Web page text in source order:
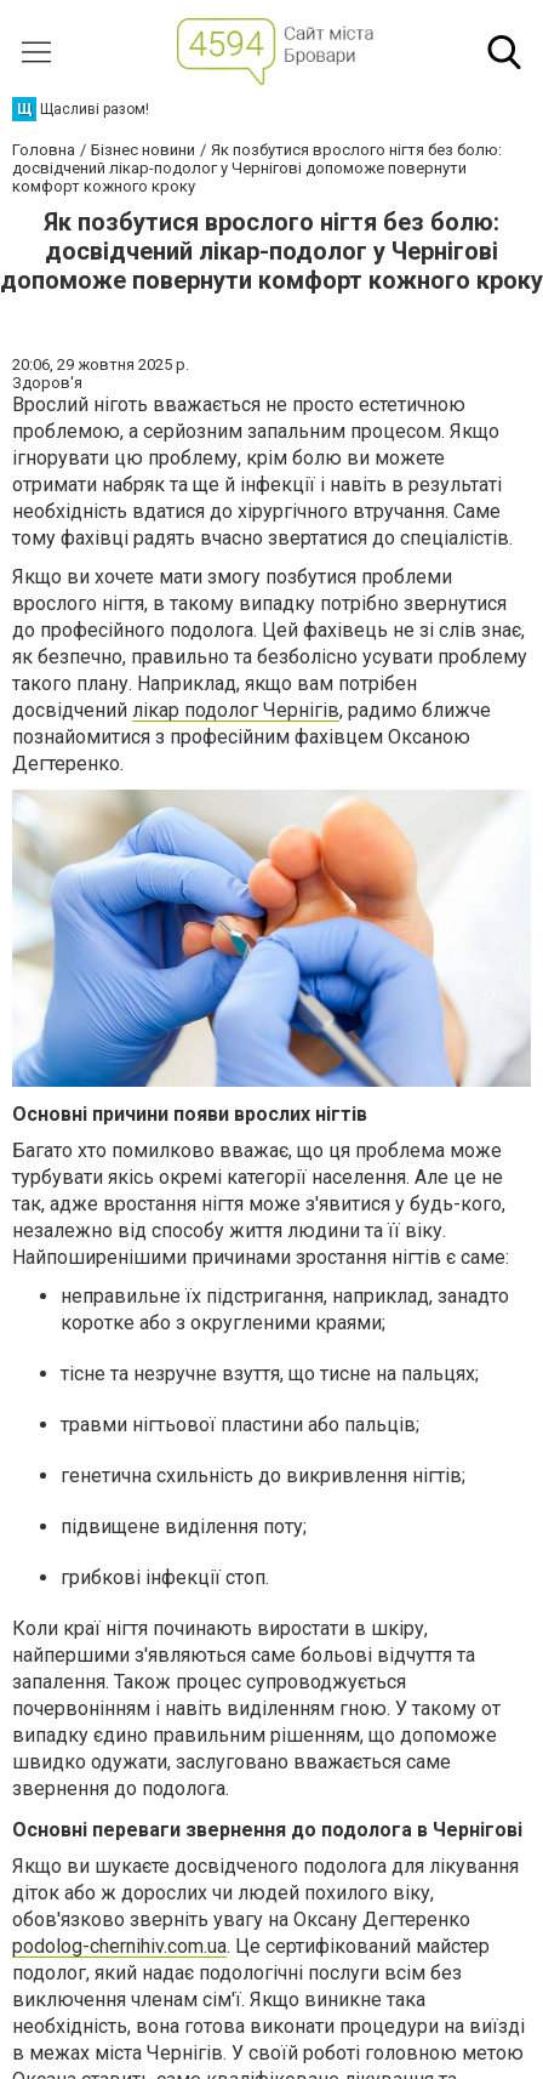
Щ Щасливі разом!
Головна Бізнес новини
Як позбутися врослого нігтя без болю:
досвідчений лікар-подолог у Чернігові допоможе повернути
комфорт кожного кроку
Як позбутися врослого нігтя без болю:
досвідчений лікар-подолог у Чернігові
допоможе повернути комфорт кожного кроку
20:06, 29 жовтня 2025 р.
Здоров'я
Врослий ніготь вважається не просто естетичною
проблемою, а серйозним запальним процесом. Якщо
ігнорувати цю проблему, крім болю ви можете
отримати набряк та ще й інфекції і навіть в результаті
необхідність вдатися до хірургічного втручання. Саме
тому фахівці радять вчасно звертатися до спеціалістів.
Якщо ви хочете мати змогу позбутися проблеми
врослого нігтя, в такому випадку потрібно звернутися
до професійного подолога. Цей фахівець не зі слів знає,
як безпечно, правильно та безболісно усувати проблему
такого плану. Наприклад, якщо вам потрібен
досвідчений лікар подолог Чернігів, радимо ближче
познайомитися з професійним фахівцем Оксаною
Дегтеренко.
Основні причини появи врослих нігтів
Багато хто помилково вважає, що ця проблема може
турбувати якісь окремі категорії населення. Але це не
так, адже вростання нігтя може з'явитися у будь-кого,
незалежно від способу життя людини та її віку.
Найпоширенішими причинами зростання нігтів є саме:
неправильне їх підстригання, наприклад, занадто
коротке або з округленими краями;
тісне та незручне взуття, що тисне на пальцях;
травми нігтьової пластини або пальців;
генетична схильність до викривлення нігтів;
підвищене виділення поту;
грибкові інфекції стоп.
Коли краї нігтя починають виростати в шкіру,
найпершими з'являються саме больові відчуття та
запалення. Також процес супроводжується
почервонінням і навіть виділенням гною. У такому от
випадку єдино правильним рішенням, що допоможе
швидко одужати, заслуговано вважається саме
звернення до подолога.
Основні переваги звернення до подолога в Чернігові
Якщо ви шукаєте досвідченого подолога для лікування
діток або ж дорослих чи людей похилого віку,
обов'язково зверніть увагу на Оксану Дегтеренко
podolog-chernihiv.com.ua. Це сертифікований майстер
подолог, який надає подологічні послуги всім без
виключення членам сім'ї. Якщо виникне така
необхідність, вона готова виконати процедури на виїзді
в межах міста Чернігів. У своїй роботі головною метою